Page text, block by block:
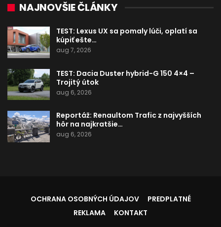
NAJNOVŠIE ČLÁNKY
TEST: Lexus UX sa pomaly lúči, oplatí sa
kúpiť ešte…
aug 7, 2026
TEST: Dacia Duster hybrid-G 150 4×4 –
Trojitý útok
aug 6, 2026
Reportáž: Renaultom Trafic z najvyšších
hôr na najkratšie…
aug 6, 2026
OCHRANA OSOBNÝCH ÚDAJOV
PREDPLATNÉ
REKLAMA
KONTAKT